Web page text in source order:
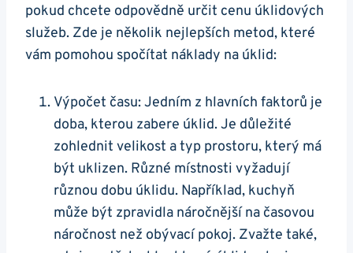
pokud chcete odpovědně určit cenu úklidových
služeb. Zde je několik nejlepších metod, které
vám pomohou spočítat náklady na úklid:
Výpočet času: Jedním z hlavních faktorů je
doba, kterou zabere úklid. Je důležité
zohlednit velikost a typ prostoru, který má
být uklizen. Různé místnosti vyžadují
různou dobu úklidu. Například, kuchyň
může být zpravidla náročnější na časovou
náročnost než obývací pokoj. Zvažte také,